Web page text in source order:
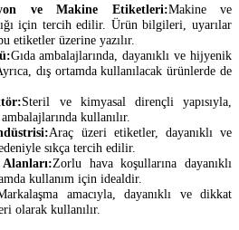
ve Makine Etiketleri:Makine ve
için tercih edilir. Ürün bilgileri, uyarılar
etiketler üzerine yazılır.
Gıda ambalajlarında, dayanıklı ve hijyenik
dış ortamda kullanılacak ürünlerde de
Steril ve kimyasal dirençli yapısıyla,
kullanılır.
Araç üzeri etiketler, dayanıklı ve
sıkça tercih edilir.
Zorlu hava koşullarına dayanıklı
kullanım için idealdir.
amacıyla, dayanıklı ve dikkat
olarak kullanılır.